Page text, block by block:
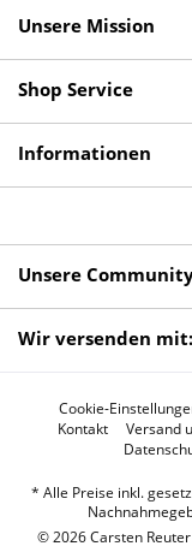
Unsere Mission
Shop Service
Informationen
Unsere
Wir versenden mit:
Cookie-
Kontakt
Versand
* Alle Preise inkl.
© 2026 Carsten